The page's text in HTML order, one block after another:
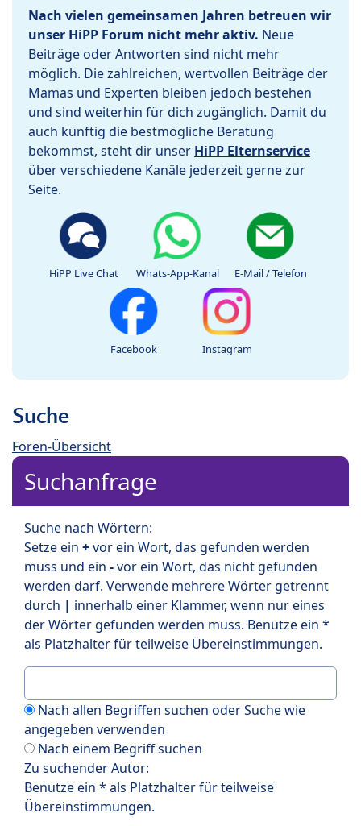
Nach vielen gemeinsamen Jahren betreuen wir
unser HiPP Forum nicht mehr aktiv. Neue
Beiträge oder Antworten sind nicht mehr
möglich. Die zahlreichen, wertvollen Beiträge der
Mamas und Experten bleiben jedoch bestehen
und sind weiterhin für dich zugänglich. Damit du
auch künftig die bestmögliche Beratung
bekommst, steht dir unser HiPP Elternservice
über verschiedene Kanäle jederzeit gerne zur
Seite.
HiPP Live Chat Whats-App-Kanal E-Mail / Telefon
Facebook Instagram
Suche
Foren-Übersicht
Suchanfrage
Suche nach Wörtern:
Setze ein +vor ein Wort, das gefunden werden
muss und ein -vor ein Wort, das nicht gefunden
werden darf. Verwende mehrere Wörter getrennt
durch | innerhalb einer Klammer, wenn nur eines
der Wörter gefunden werden muss. Benutze ein *
als Platzhalter für teilweise Übereinstimmungen.
Nach allen Begriffen suchen oder Suche wie
angegeben verwenden
Nach einem Begriff suchen
Zu suchender Autor:
Benutze ein * als Platzhalter für teilweise
Übereinstimmungen.